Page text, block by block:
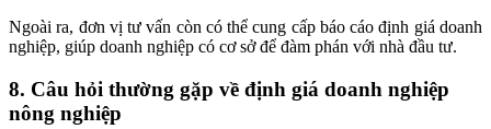
Ngoài ra, đơn vị tư vấn còn có thể cung cấp báo cáo định giá doanh
nghiệp, giúp doanh nghiệp có cơ sở để đàm phán với nhà đầu tư.
8. Câu hỏi thường gặp về định giá doanh nghiệp
nông nghiệp